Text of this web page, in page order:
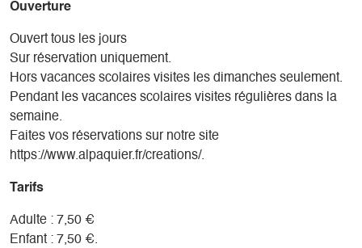
Ouverture
Ouvert tous les jours
Sur réservation uniquement.
Hors vacances scolaires visites les dimanches seulement.
Pendant les vacances scolaires visites régulières dans la
semaine.
Faites vos réservations sur notre site
https://www.alpaquier.fr/creations/.
Tarifs
Adulte : 7,50 €
Enfant : 7,50 €.